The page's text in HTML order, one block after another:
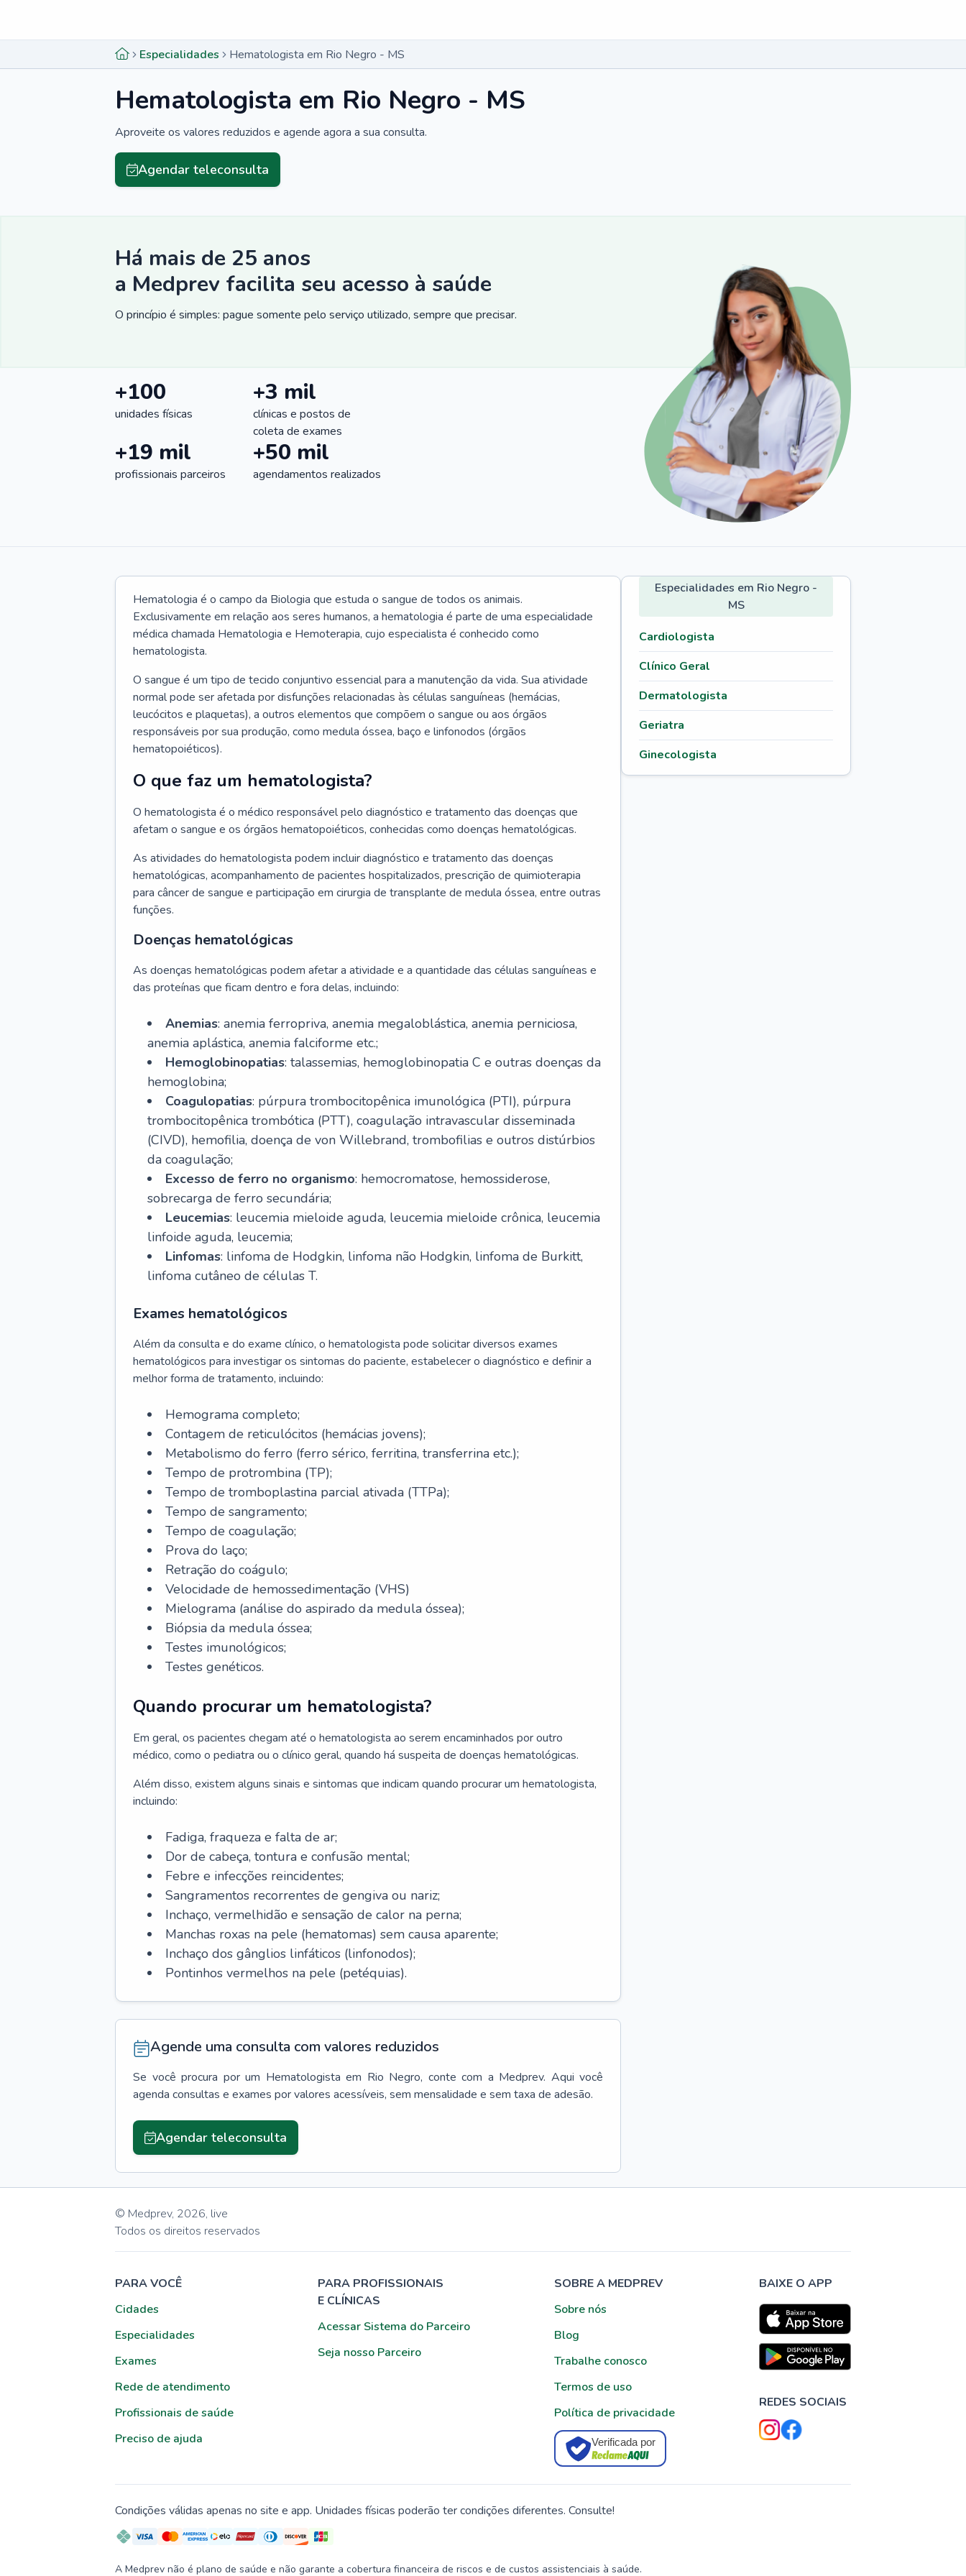
Especialidades Hematologista em Rio Negro - MS
Hematologista em Rio Negro - MS
Aproveite os valores reduzidos e agende agora a sua consulta.
Agendar teleconsulta
Há mais de 25 anos
a Medprev facilita seu acesso à saúde
O princípio é simples: pague somente pelo serviço utilizado, sempre que precisar.
+100
unidades físicas
+3 mil
clínicas e postos de
coleta de exames
+19 mil
profissionais parceiros
+50 mil
agendamentos realizados
Hematologia é o campo da Biologia que estuda o sangue de todos os animais.
Exclusivamente em relação aos seres humanos, a hematologia é parte de uma especialidade
médica chamada Hematologia e Hemoterapia, cujo especialista é conhecido como
hematologista.
O sangue é um tipo de tecido conjuntivo essencial para a manutenção da vida. Sua atividade
normal pode ser afetada por disfunções relacionadas às células sanguíneas (hemácias,
leucócitos e plaquetas), a outros elementos que compõem o sangue ou aos órgãos
responsáveis por sua produção, como medula óssea, baço e linfonodos (órgãos
hematopoiéticos).
O que faz um hematologista?
O hematologista é o médico responsável pelo diagnóstico e tratamento das doenças que
afetam o sangue e os órgãos hematopoiéticos, conhecidas como doenças hematológicas.
As atividades do hematologista podem incluir diagnóstico e tratamento das doenças
hematológicas, acompanhamento de pacientes hospitalizados, prescrição de quimioterapia
para câncer de sangue e participação em cirurgia de transplante de medula óssea, entre outras
funções.
Doenças hematológicas
As doenças hematológicas podem afetar a atividade e a quantidade das células sanguíneas e
das proteínas que ficam dentro e fora delas, incluindo:
Anemias: anemia ferropriva, anemia megaloblástica, anemia perniciosa,
anemia aplástica, anemia falciforme etc.;
Hemoglobinopatias: talassemias, hemoglobinopatia C e outras doenças da
hemoglobina;
Coagulopatias: púrpura trombocitopênica imunológica (PTI), púrpura
trombocitopênica trombótica (PTT), coagulação intravascular disseminada
(CIVD), hemofilia, doença de von Willebrand, trombofilias e outros distúrbios
da coagulação;
Excesso de ferro no organismo: hemocromatose, hemossiderose,
sobrecarga de ferro secundária;
Leucemias: leucemia mieloide aguda, leucemia mieloide crônica, leucemia
linfoide aguda, leucemia;
Linfomas: linfoma de Hodgkin, linfoma não Hodgkin, linfoma de Burkitt,
linfoma cutâneo de células T.
Exames hematológicos
Além da consulta e do exame clínico, o hematologista pode solicitar diversos exames
hematológicos para investigar os sintomas do paciente, estabelecer o diagnóstico e definir a
melhor forma de tratamento, incluindo:
Hemograma completo;
Contagem de reticulócitos (hemácias jovens);
Metabolismo do ferro (ferro sérico, ferritina, transferrina etc.);
Tempo de protrombina (TP);
Tempo de tromboplastina parcial ativada (TTPa);
Tempo de sangramento;
Tempo de coagulação;
Prova do laço;
Retração do coágulo;
Velocidade de hemossedimentação (VHS)
Mielograma (análise do aspirado da medula óssea);
Biópsia da medula óssea;
Testes imunológicos;
Testes genéticos.
Quando procurar um hematologista?
Em geral, os pacientes chegam até o hematologista ao serem encaminhados por outro
médico, como o pediatra ou o clínico geral, quando há suspeita de doenças hematológicas.
Além disso, existem alguns sinais e sintomas que indicam quando procurar um hematologista,
incluindo:
Fadiga, fraqueza e falta de ar;
Dor de cabeça, tontura e confusão mental;
Febre e infecções reincidentes;
Sangramentos recorrentes de gengiva ou nariz;
Inchaço, vermelhidão e sensação de calor na perna;
Manchas roxas na pele (hematomas) sem causa aparente;
Inchaço dos gânglios linfáticos (linfonodos);
Pontinhos vermelhos na pele (petéquias).
Agende uma consulta com valores reduzidos
Se você procura por um Hematologista em Rio Negro, conte com a Medprev. Aqui você
agenda consultas e exames por valores acessíveis, sem mensalidade e sem taxa de adesão.
Agendar teleconsulta
Especialidades em Rio Negro -
MS
Cardiologista
Clínico Geral
Dermatologista
Geriatra
Ginecologista
© Medprev, 2026, live
Todos os direitos reservados
PARA VOCÊ
Cidades
Especialidades
Exames
Rede de atendimento
Profissionais de saúde
Preciso de ajuda
PARA PROFISSIONAIS
E CLÍNICAS
Acessar Sistema do Parceiro
Seja nosso Parceiro
SOBRE A MEDPREV
Sobre nós
Blog
Trabalhe conosco
Termos de uso
Política de privacidade
Verificada por
BAIXE O APP
REDES SOCIAIS
Condições válidas apenas no site e app. Unidades físicas poderão ter condições diferentes. Consulte!
A Medprev não é plano de saúde e não garante a cobertura financeira de riscos e de custos assistenciais à saúde.